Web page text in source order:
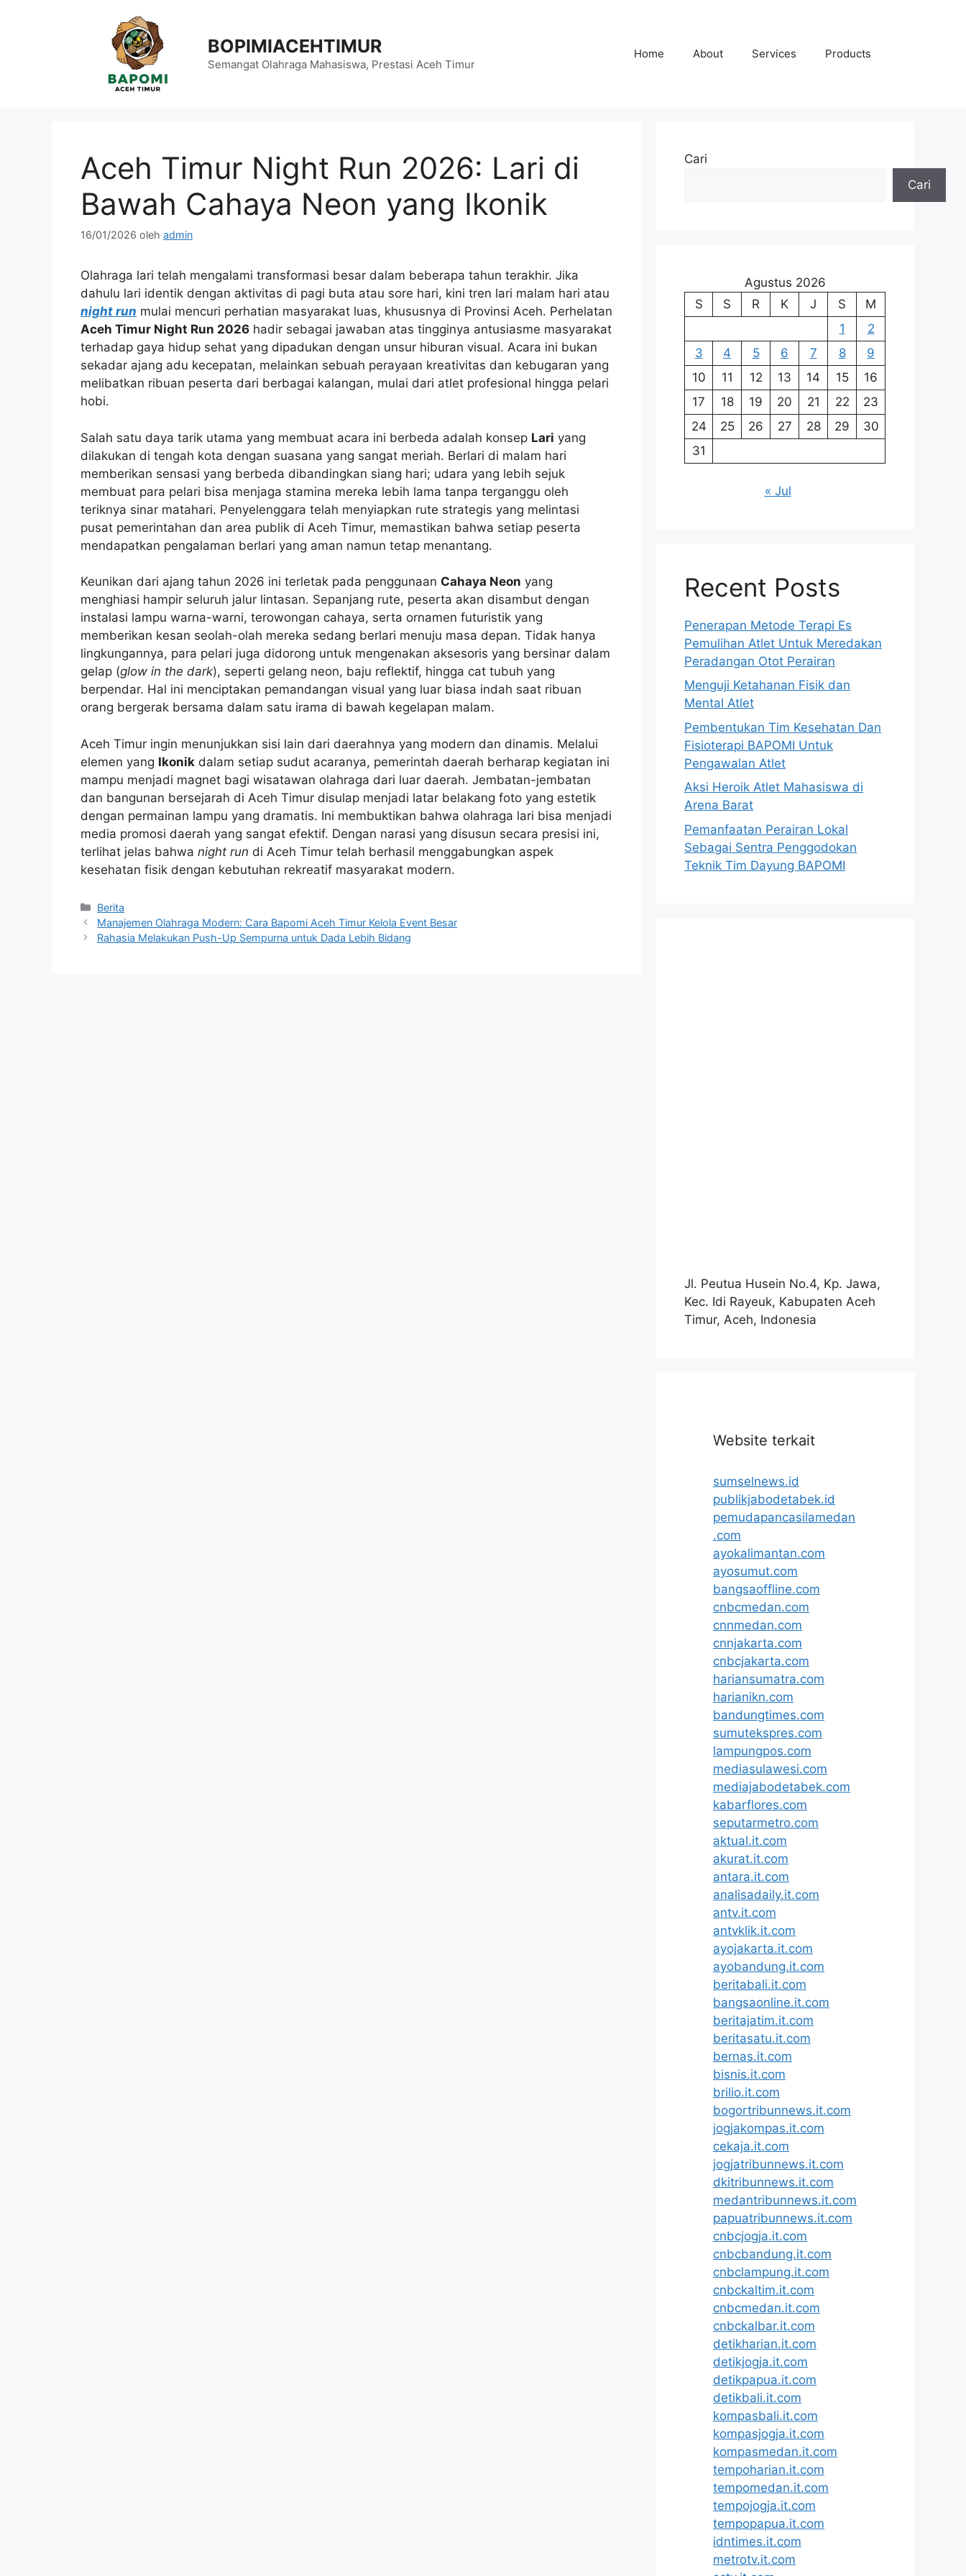
BOPIMIACEHTIMUR
Semangat Olahraga Mahasiswa, Prestasi Aceh Timur
Home About Services Products
Aceh Timur Night Run 2026: Lari di
Bawah Cahaya Neon yang Ikonik
16/01/2026 oleh admin
Olahraga lari telah mengalami transformasi besar dalam beberapa tahun terakhir. Jika
dahulu lari identik dengan aktivitas di pagi buta atau sore hari, kini tren lari malam hari atau
night run mulai mencuri perhatian masyarakat luas, khususnya di Provinsi Aceh. Perhelatan
Aceh Timur Night Run 2026 hadir sebagai jawaban atas tingginya antusiasme masyarakat
terhadap gaya hidup sehat yang dipadukan dengan unsur hiburan visual. Acara ini bukan
sekadar ajang adu kecepatan, melainkan sebuah perayaan kreativitas dan kebugaran yang
melibatkan ribuan peserta dari berbagai kalangan, mulai dari atlet profesional hingga pelari
hobi.
Salah satu daya tarik utama yang membuat acara ini berbeda adalah konsep Lari yang
dilakukan di tengah kota dengan suasana yang sangat meriah. Berlari di malam hari
memberikan sensasi yang berbeda dibandingkan siang hari; udara yang lebih sejuk
membuat para pelari bisa menjaga stamina mereka lebih lama tanpa terganggu oleh
teriknya sinar matahari. Penyelenggara telah menyiapkan rute strategis yang melintasi
pusat pemerintahan dan area publik di Aceh Timur, memastikan bahwa setiap peserta
mendapatkan pengalaman berlari yang aman namun tetap menantang.
Keunikan dari ajang tahun 2026 ini terletak pada penggunaan Cahaya Neon yang
menghiasi hampir seluruh jalur lintasan. Sepanjang rute, peserta akan disambut dengan
instalasi lampu warna-warni, terowongan cahaya, serta ornamen futuristik yang
memberikan kesan seolah-olah mereka sedang berlari menuju masa depan. Tidak hanya
lingkungannya, para pelari juga didorong untuk mengenakan aksesoris yang bersinar dalam
gelap (glow in the dark), seperti gelang neon, baju reflektif, hingga cat tubuh yang
berpendar. Hal ini menciptakan pemandangan visual yang luar biasa indah saat ribuan
orang bergerak bersama dalam satu irama di bawah kegelapan malam.
Aceh Timur ingin menunjukkan sisi lain dari daerahnya yang modern dan dinamis. Melalui
elemen yang Ikonik dalam setiap sudut acaranya, pemerintah daerah berharap kegiatan ini
mampu menjadi magnet bagi wisatawan olahraga dari luar daerah. Jembatan-jembatan
dan bangunan bersejarah di Aceh Timur disulap menjadi latar belakang foto yang estetik
dengan permainan lampu yang dramatis. Ini membuktikan bahwa olahraga lari bisa menjadi
media promosi daerah yang sangat efektif. Dengan narasi yang disusun secara presisi ini,
terlihat jelas bahwa night run di Aceh Timur telah berhasil menggabungkan aspek
kesehatan fisik dengan kebutuhan rekreatif masyarakat modern.
Kategori
Berita
Manajemen Olahraga Modern: Cara Bapomi Aceh Timur Kelola Event Besar
Rahasia Melakukan Push-Up Sempurna untuk Dada Lebih Bidang
Cari
Cari
Agustus 2026
S
S R K J S
M
1
2
3
4 5 6 7 8
9
10
11 12 13 14 15
16
17
18 19 20 21 22
23
24
25 26 27 28 29
30
31
« Jul
Recent Posts
Penerapan Metode Terapi Es
Pemulihan Atlet Untuk Meredakan
Peradangan Otot Perairan
Menguji Ketahanan Fisik dan
Mental Atlet
Pembentukan Tim Kesehatan Dan
Fisioterapi BAPOMI Untuk
Pengawalan Atlet
Aksi Heroik Atlet Mahasiswa di
Arena Barat
Pemanfaatan Perairan Lokal
Sebagai Sentra Penggodokan
Teknik Tim Dayung BAPOMI
Jl. Peutua Husein No.4, Kp. Jawa,
Kec. Idi Rayeuk, Kabupaten Aceh
Timur, Aceh, Indonesia
Website terkait
sumselnews.id
publikjabodetabek.id
pemudapancasilamedan
.com
ayokalimantan.com
ayosumut.com
bangsaoffline.com
cnbcmedan.com
cnnmedan.com
cnnjakarta.com
cnbcjakarta.com
hariansumatra.com
harianikn.com
bandungtimes.com
sumutekspres.com
lampungpos.com
mediasulawesi.com
mediajabodetabek.com
kabarflores.com
seputarmetro.com
aktual.it.com
akurat.it.com
antara.it.com
analisadaily.it.com
antv.it.com
antvklik.it.com
ayojakarta.it.com
ayobandung.it.com
beritabali.it.com
bangsaonline.it.com
beritajatim.it.com
beritasatu.it.com
bernas.it.com
bisnis.it.com
brilio.it.com
bogortribunnews.it.com
jogjakompas.it.com
cekaja.it.com
jogjatribunnews.it.com
dkitribunnews.it.com
medantribunnews.it.com
papuatribunnews.it.com
cnbcjogja.it.com
cnbcbandung.it.com
cnbclampung.it.com
cnbckaltim.it.com
cnbcmedan.it.com
cnbckalbar.it.com
detikharian.it.com
detikjogja.it.com
detikpapua.it.com
detikbali.it.com
kompasbali.it.com
kompasjogja.it.com
kompasmedan.it.com
tempoharian.it.com
tempomedan.it.com
tempojogja.it.com
tempopapua.it.com
idntimes.it.com
metrotv.it.com